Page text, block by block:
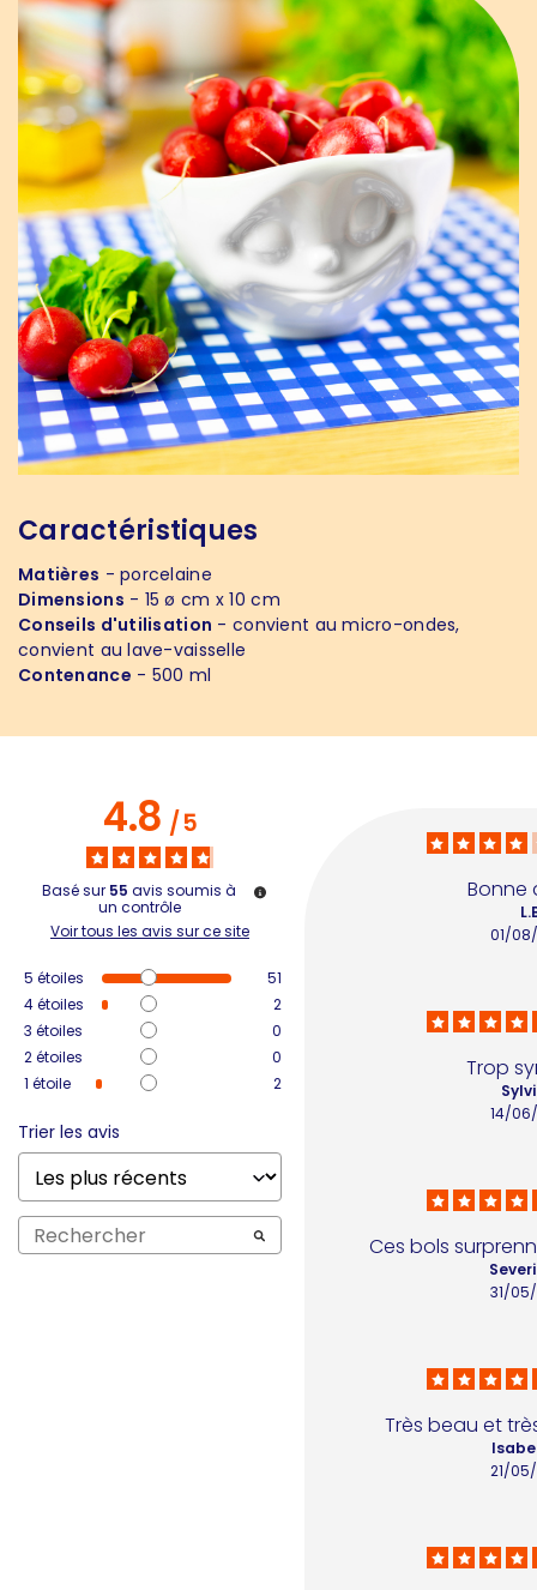
Caractéristiques
Matières - porcelaine
Dimensions - 15 ø cm x 10 cm
Conseils d'utilisation - convient au micro-ondes,
convient au lave-vaisselle
Contenance - 500 ml
4.8/5
Basé sur 55 avis soumis à
un contrôle
Voir tous les avis sur ce site
5 étoiles
51
4étoiles
2
3 étoiles
0
2étoiles
0
1 étoile 2
Trier les avis
Bonne
01/
Trop
14/
Ces bols
31/
Très beau et
21/